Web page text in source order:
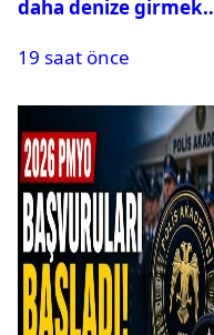
daha denize girmek
19 saat önce